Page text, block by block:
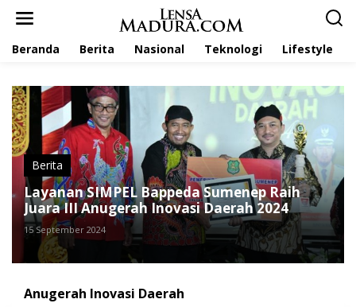
Beranda Berita Nasional Teknologi Lifestyle
Berita
Layanan SIMPEL Bappeda Sumenep Raih
Juara III Anugerah Inovasi Daerah 2024
15 September 2024
Anugerah Inovasi Daerah